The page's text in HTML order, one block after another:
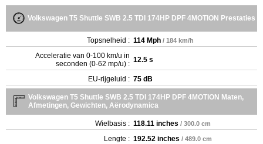
Volkswagen T5 Shuttle SWB 2.5 TDI 174HP DPF 4MOTION Prestaties
Topsnelheid : 114 Mph / 184 km/h
Acceleratie van 0-100 km/u in
seconden (0-62 mp/u) : 12.5 s
EU-rijgeluid : 75 dB
Volkswagen T5 Shuttle SWB 2.5 TDI 174HP DPF 4MOTION Maten,
Afmetingen, Gewichten, Aërodynamica
Wielbasis : 118.11 inches / 300.0 cm
Lengte : 192.52 inches / 489.0 cm